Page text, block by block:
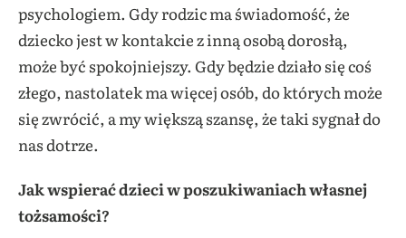
psychologiem. Gdy rodzic ma świadomość, że
dziecko jest w kontakcie z inną osobą dorosłą,
może być spokojniejszy. Gdy będzie działo się coś
złego, nastolatek ma więcej osób, do których może
się zwrócić, a my większą szansę, że taki sygnał do
nas dotrze.
Jak wspierać dzieci w poszukiwaniach własnej
tożsamości?